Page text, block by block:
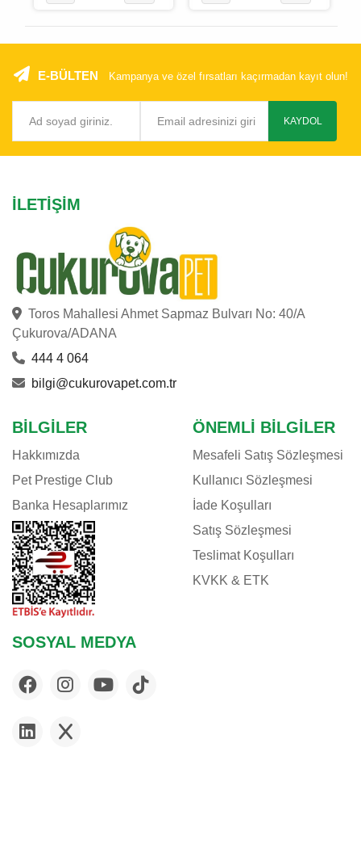
E-BÜLTEN Kampanya ve özel fırsatları kaçırmadan kayıt olun!
KAYDOL
İLETIŞIM
Toros Mahallesi Ahmet Sapmaz Bulvarı No: 40/A
Çukurova/ADANA
444 4 064
bilgi@cukurovapet.com.tr
BILGILER
Hakkımızda
Pet Prestige Club
Banka Hesaplarımız
ÖNEMLI BILGILER
Mesafeli Satış Sözleşmesi
Kullanıcı Sözleşmesi
İade Koşulları
Satış Sözleşmesi
Teslimat Koşulları
KVKK & ETK
SOSYAL MEDYA